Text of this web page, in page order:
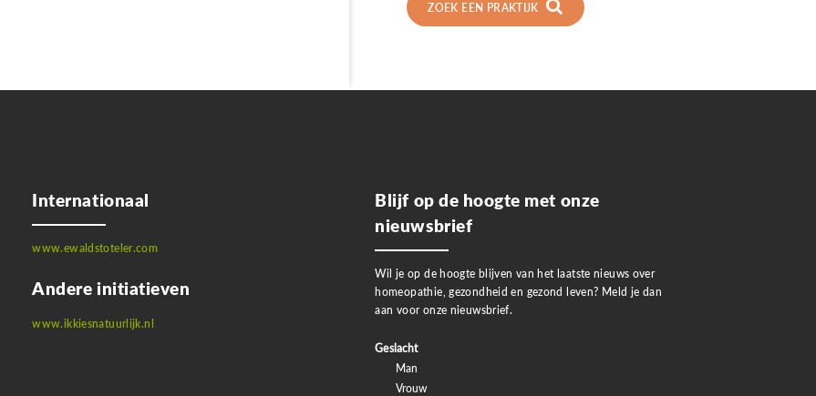
ZOEK EEN PRAKTIJK
Internationaal
www.ewaldstoteler.com
Andere initiatieven
www.ikkiesnatuurlijk.nl
Blijf op de hoogte met onze
nieuwsbrief
Wil je op de hoogte blijven van het laatste nieuws over
homeopathie, gezondheid en gezond leven? Meld je dan
aan voor onze nieuwsbrief.
Geslacht
Man
Vrouw